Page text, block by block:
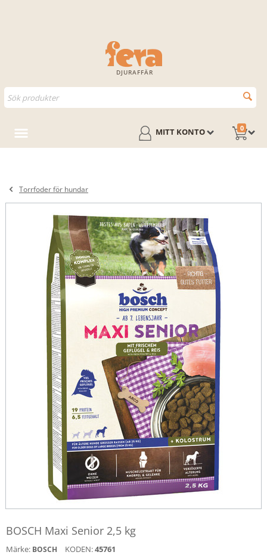
DJURAFFÄR
0
MITT KONTO
Torrfoder för hundar
BOSCH Maxi Senior 2,5 kg
Märke: BOSCH KODEN:45761